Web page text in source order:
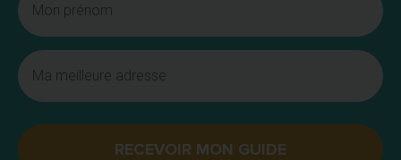
RECEVOIR MON GUIDE